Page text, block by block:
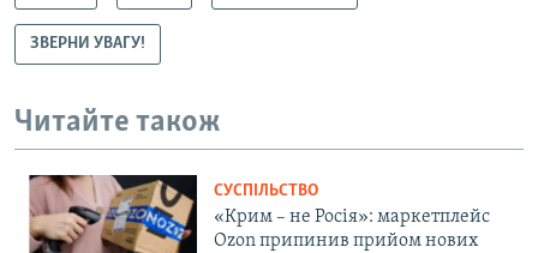
ЗВЕРНИ УВАГУ!
Читайте також
СУСПІЛЬСТВО
«Крим – не Росія»: маркетплейс
Ozon припинив прийом нових